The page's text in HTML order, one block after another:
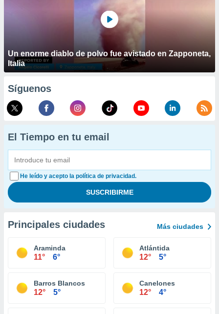
Un enorme diablo de polvo fue avistado en Zapponeta,
Italia
Síguenos
El Tiempo en tu email
He leído y acepto la política de privacidad.
Principales ciudades Más ciudades
Araminda
11° 6°
Atlántida
12° 5°
Barros Blancos
12° 5°
Canelones
12° 4°